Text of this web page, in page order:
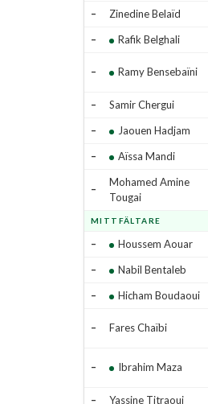
–
Zinedine Belaïd
–
Rafik Belghali
– Ramy Bensebaïni
– Samir Chergui
–
Jaouen Hadjam
–
Aïssa Mandi
–
Mohamed Amine
Tougai
MITTFÄLTARE
– Houssem Aouar
–
Nabil Bentaleb
–
Hicham Boudaoui
– Fares Chaïbi
– Ibrahim Maza
– Yassine Titraoui